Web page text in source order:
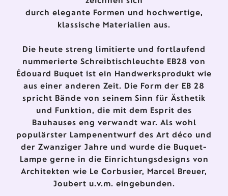
durch elegante Formen und hochwertige,
klassische Materialien aus.
Die heute streng limitierte und fortlaufend
nummerierte Schreibtischleuchte EB28 von
Édouard Buquet ist ein Handwerksprodukt wie
aus einer anderen Zeit. Die Form der EB 28
spricht Bände von seinem Sinn für Ästhetik
und Funktion, die mit dem Esprit des
Bauhauses eng verwandt war. Als wohl
populärster Lampenentwurf des Art déco und
der Zwanziger Jahre und wurde die Buquet-
Lampe gerne in die Einrichtungsdesigns von
Architekten wie Le Corbusier, Marcel Breuer,
Joubert u.v.m. eingebunden.